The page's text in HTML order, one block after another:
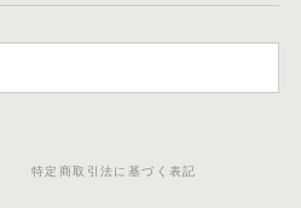
特定商取引法に基づく表記